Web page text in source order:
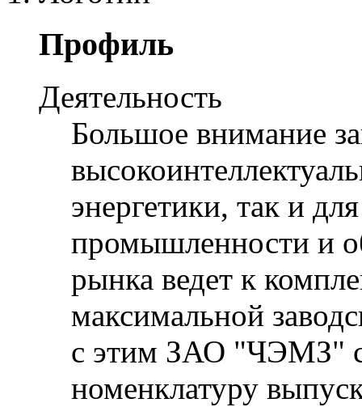
Профиль
Деятельность
Большое внимание
энергетики, так и
промышленности и
рынка ведет к
максимальной
с этим ЗАО "ЧЭМЗ"
номенклатуру